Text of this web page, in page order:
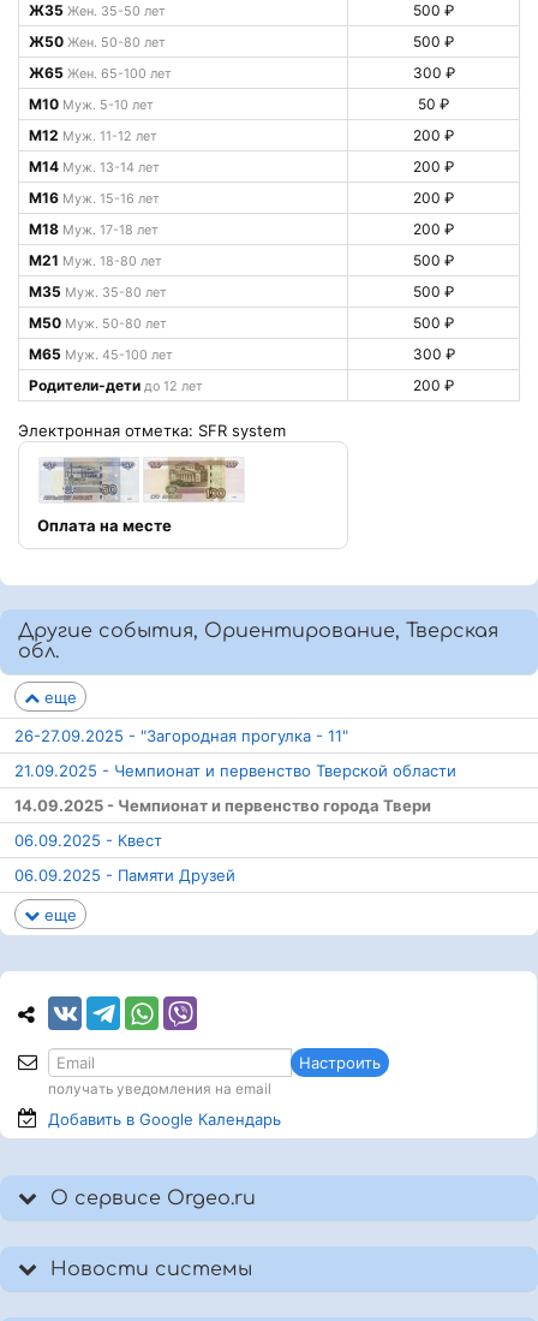
Ж35 Жен. 35-50 лет
500 ₽
Ж50 Жен. 50-80 лет
500 ₽
Ж65 Жен. 65-100 лет
300 ₽
М10 Муж. 5-10 лет
50 ₽
М12 Муж. 11-12 лет
200 ₽
М14 Муж. 13-14 лет
200 ₽
М16 Муж. 15-16 лет
200 ₽
М18 Муж. 17-18 лет
200 ₽
М21 Муж. 18-80 лет
500 ₽
М35 Муж. 35-80 лет
500 ₽
М50 Муж. 50-80 лет
500 ₽
М65 Муж. 45-100 лет
300 ₽
Родители-дети до 12 лет 200 ₽
Электронная отметка: SFR system
Оплата на месте
Другие события, Ориентирование, Тверская
обл.
еще
26-27.09.2025 - "Загородная прогулка - 11"
21.09.2025 - Чемпионат и первенство Тверской области
14.09.2025 - Чемпионат и первенство города Твери
06.09.2025 - Квест
06.09.2025 - Памяти Друзей
еще
Настроить
получать уведомления на email
Добавить в Google Календарь
О сервисе Orgeo.ru
Новости системы